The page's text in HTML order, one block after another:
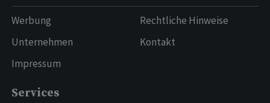
Werbung
Unternehmen
Impressum
Rechtliche Hinweise
Kontakt
Services